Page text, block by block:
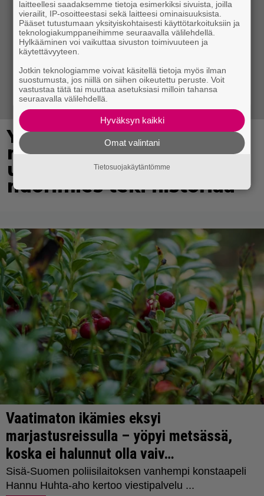
Yli 300 vuotta vanha
maailmanennätys meni
uusiksi – 18-vuotias
nuorimies teki historiaa
laitteellesi saadaksemme tietoja esimerkiksi sivuista, joilla
vierailit, IP-osoitteestasi sekä laitteesi ominaisuuksista.
Pääset tutustumaan yksityiskohtaisesti käyttötarkoituksiin ja
teknologiakumppaneihimme seuraavalla välilehdellä.
Hylkääminen voi vaikuttaa sivuston toimivuuteen ja
käytettävyyteen.
Jotkin teknologiamme voivat käsitellä tietoja myös ilman
suostumusta, jos niillä on siihen oikeutettu peruste. Voit
vastustaa tätä tai muuttaa asetuksiasi milloin tahansa
seuraavalla välilehdellä.
Hyväksyn kaikki
Omat valintani
Tietosuojakäytäntömme